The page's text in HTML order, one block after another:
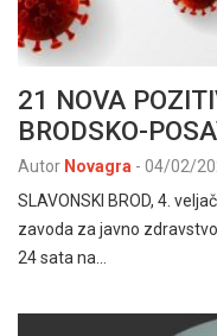
21 NOVA
BRODSKO-
Autor Novagra - 04/02/
SLAVONSKI BROD, 4.
zavoda za javno
24 sata na…